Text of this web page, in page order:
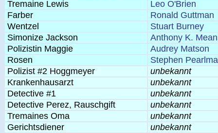
Tremaine Lewis
Leo O'Brien
Farber
Ronald Guttman
Wentzel
Stuart Burney
Simonize Jackson
Anthony K.
Polizistin Maggie
Audrey Matson
Rosen
Stephen
Polizist #2 Hoggmeyer
unbekannt
Krankenhausarzt
unbekannt
Detective #1
unbekannt
Detective Perez, Rauschgift
unbekannt
Tremaines Oma
unbekannt
Gerichtsdiener
unbekannt